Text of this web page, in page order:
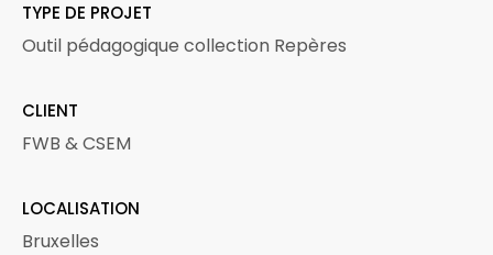
TYPE DE PROJET
Outil pédagogique collection Repères
CLIENT
FWB & CSEM
LOCALISATION
Bruxelles